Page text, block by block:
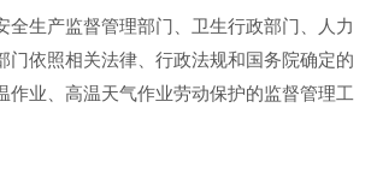
全生产监督管理部门、卫生行政部门、人力
门依照相关法律、行政法规和国务院确定的
作业、高温天气作业劳动保护的监督管理工